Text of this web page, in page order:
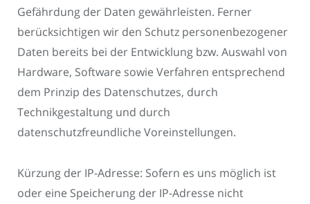
Gefährdung der Daten gewährleisten. Ferner
berücksichtigen wir den Schutz personenbezogener
Daten bereits bei der Entwicklung bzw. Auswahl von
Hardware, Software sowie Verfahren entsprechend
dem Prinzip des Datenschutzes, durch
Technikgestaltung und durch
datenschutzfreundliche Voreinstellungen.
Kürzung der IP-Adresse: Sofern es uns möglich ist
oder eine Speicherung der IP-Adresse nicht